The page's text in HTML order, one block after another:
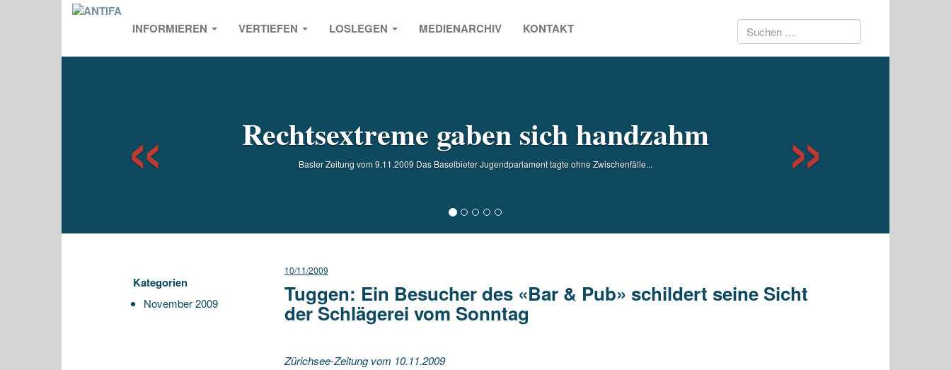
INFORMIEREN VERTIEFEN LOSLEGEN MEDIENARCHIV KONTAKT Suchen
Rechtsextreme gaben sich handzahm
Basler Zeitung vom 9.11.2009 Das Baselbieter Jugendparlament tagte ohne Zwischenfälle...
Kategorien
November 2009
10/11/2009
Tuggen: Ein Besucher des «Bar & Pub» schildert seine Sicht
der Schlägerei vom Sonntag
Zürichsee-Zeitung vom 10.11.2009